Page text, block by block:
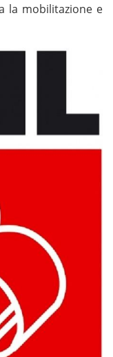
la mobilitazione e